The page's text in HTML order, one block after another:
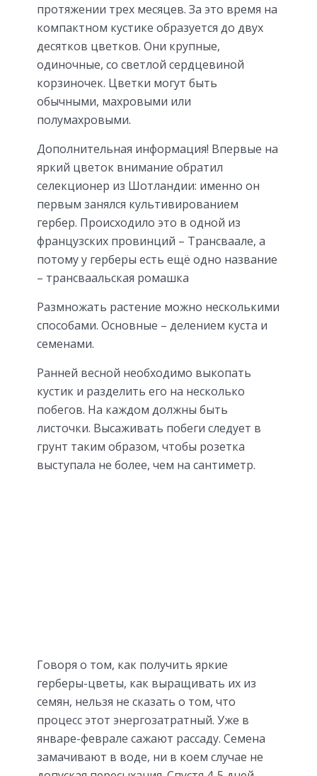
протяжении трех месяцев. За это время на
компактном кустике образуется до двух
десятков цветков. Они крупные,
одиночные, со светлой сердцевиной
корзиночек. Цветки могут быть
обычными, махровыми или
полумахровыми.
Дополнительная информация! Впервые на
яркий цветок внимание обратил
селекционер из Шотландии: именно он
первым занялся культивированием
гербер. Происходило это в одной из
французских провинций – Трансваале, а
потому у герберы есть ещё одно название
– трансваальская ромашка
Размножать растение можно несколькими
способами. Основные – делением куста и
семенами.
Ранней весной необходимо выкопать
кустик и разделить его на несколько
побегов. На каждом должны быть
листочки. Высаживать побеги следует в
грунт таким образом, чтобы розетка
выступала не более, чем на сантиметр.
Говоря о том, как получить яркие
герберы-цветы, как выращивать их из
семян, нельзя не сказать о том, что
процесс этот энергозатратный. Уже в
январе-феврале сажают рассаду. Семена
замачивают в воде, ни в коем случае не